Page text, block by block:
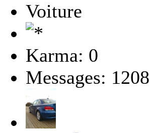
Voiture
Karma: 0
Messages: 1208